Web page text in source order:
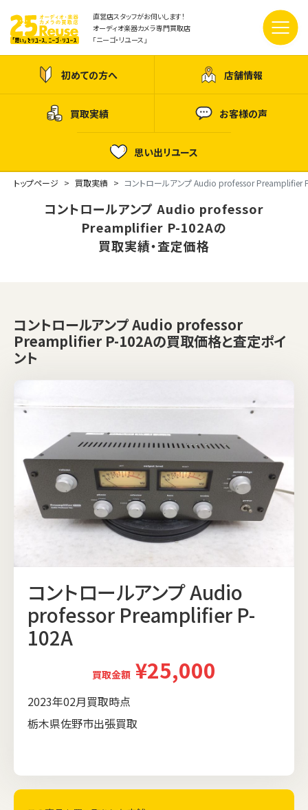
直営店スタッフがお伺いします！
オーディオ楽器カメラ専門買取店
「ニーゴ・リユース」
初めての方へ 店舗情報
買取実績 お客様の声
思い出リユース
トップページ 買取実績 コントロールアンプ Audio professor Preamplifier
コントロールアンプ Audio professor
Preamplifier P-102Aの
買取実績・査定価格
コントロールアンプ Audio professor
Preamplifier P-102Aの買取価格と査定ポイ
ント
コントロールアンプ Audio
professor Preamplifier P-
102A
買取金額 ¥25,000
2023年02月買取時点
栃木県佐野市出張買取